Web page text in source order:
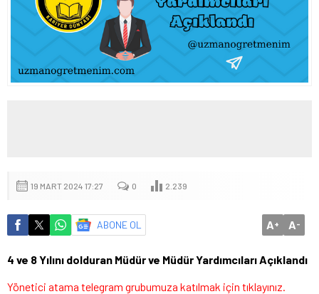
19 MART 2024 17:27 0 2.239
ABONE OL A+ A-
4 ve 8 Yılını dolduran Müdür ve Müdür Yardımcıları Açıklandı
Yönetici atama telegram grubumuza katılmak için tıklayınız